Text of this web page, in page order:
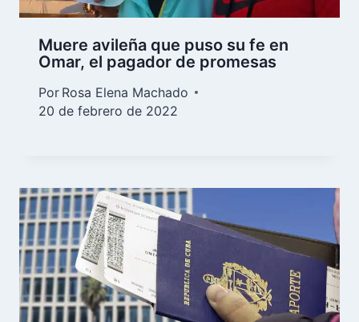
Muere avileña que puso su fe en
Omar, el pagador de promesas
Por Rosa Elena Machado
20 de febrero de 2022